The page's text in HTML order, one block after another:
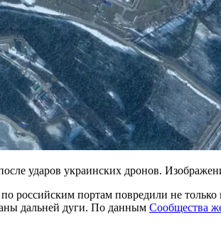
ударов украинских дронов.
российским портам повредили не
дальней дуги. По данным Сообщества